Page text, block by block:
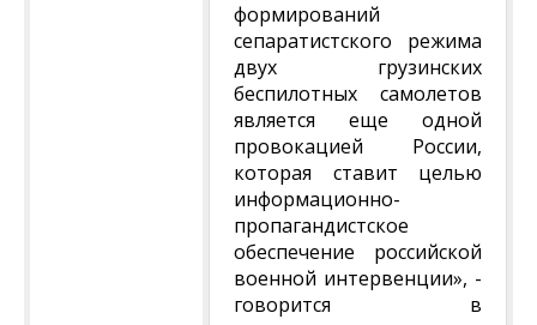
формирований
сепаратистского режима
двух грузинских
беспилотных самолетов
является еще одной
провокацией России,
которая ставит целью
информационно-
пропагандистское
обеспечение российской
военной интервенции», -
говорится в